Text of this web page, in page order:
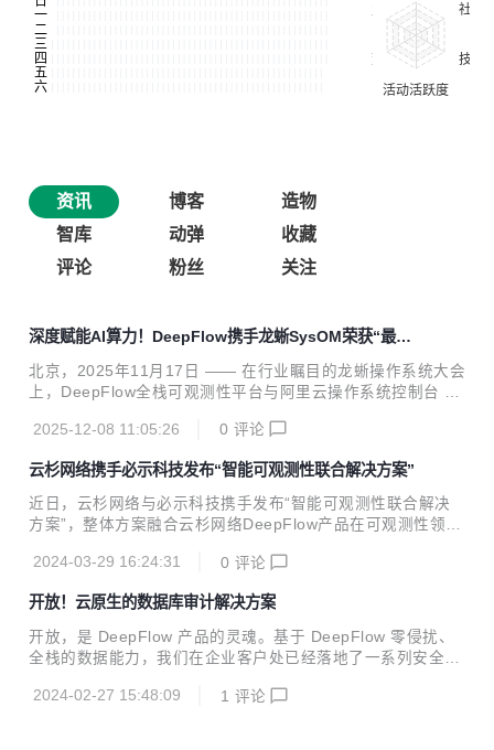
资讯 博客
造物
智库
动弹
收藏
评论
粉丝 关注
深度赋能AI算力！DeepFlow携手龙蜥SysOM荣获“最佳
联合解决方案奖”——eBPF破解CPU到GPU全链路观测难
题
北京，2025年11月17日 —— 在行业瞩目的龙蜥操作系统大会
上，DeepFlow全栈可观测性平台与阿里云操作系统控制台 Sy
础设施可观测解决方案”，荣获大会颁发的“最佳联合解决方案
也标志着在 AI 算力爆发式增长背景下，可观测性正成为支撑
大模型稳定运行与高效调优的关键核心。 在 LLM 大模型训练
与推理的全流程中，企业常面临 GPU 利用率低下、训练任务
夯住、请求响应延迟高等典型性能瓶颈。尤其在异构环境下数
据难以关联分析，导致问题定位困难、调优效率低下，严重影
2025-12-08 11:05:26 0 评论
云杉网络携手必示科技发布“智能可观测性联合解决方案”
近日，云杉网络与必示科技携手发布“智能可观测性联合解决
方案”，整体方案融合云杉网络DeepFlow产品在可观测性领
淀，完整实现IT系统高质量、高性能、全栈的可观测数据采
能化运维能力，大幅度降低复杂云原生系统运维技术难度，有
效消除云原生发展演进的运维阻碍。 随着各行业数字化转型的
迫切需求，IT应用系统云原生演进发展迅速，并直接带来了IT
原生重构后的系统可靠性保障能力减弱，运行风险骤增。IT运
2024-03-29 16:24:31 0 评论
开放！云原生的数据库审计解决方案
开放，是 DeepFlow 产品的灵魂。基于 DeepFlow 零侵扰、
全栈的数据能力，我们在企业客户处已经落地了一系列安全分
pFlow 企业版构建的数据库审计云原生解决方案，以及在 6.4
2024-02-27 15:48:09 1 评论